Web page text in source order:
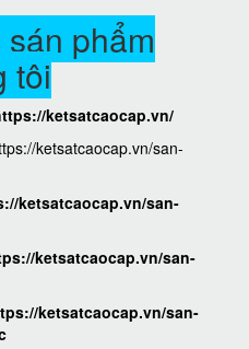
phẩm
tôi
ketsatcaocap.vn/
ketsatcaocap.vn/san-
ketsatcaocap.vn/san-
ketsatcaocap.vn/san-
ketsatcaocap.vn/san-